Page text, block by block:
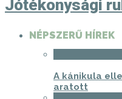
Jótékonysági
NÉPSZERŰ HÍREK
A kánikula
aratott